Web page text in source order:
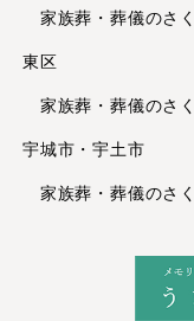
2022年11月
2022年10月
2022年9月
家族葬・葬儀のさ
東区
家族葬・葬儀のさ
宇城市・宇土市
家族葬・葬儀のさ